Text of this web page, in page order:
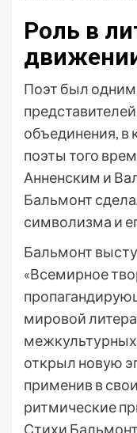
Роль в
Поэт был одним
объединения, в
поэты того
Анненским и
Бальмонт
символизма и
Бальмонт
«Всемирное
мировой
межкультурных
открыл новую
применив в
ритмические
Стихи